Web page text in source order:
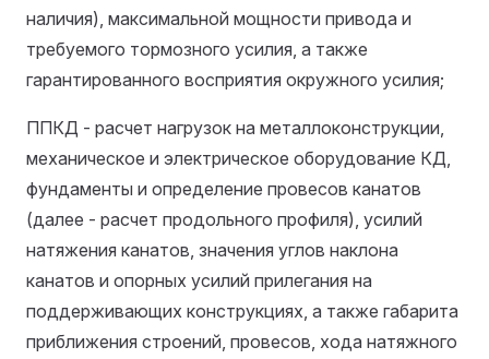
наличия), максимальной мощности привода и
требуемого тормозного усилия, а также
гарантированного восприятия окружного усилия;
ППКД - расчет нагрузок на металлоконструкции,
механическое и электрическое оборудование КД,
фундаменты и определение провесов канатов
(далее - расчет продольного профиля), усилий
натяжения канатов, значения углов наклона
канатов и опорных усилий прилегания на
поддерживающих конструкциях, а также габарита
приближения строений, провесов, хода натяжного